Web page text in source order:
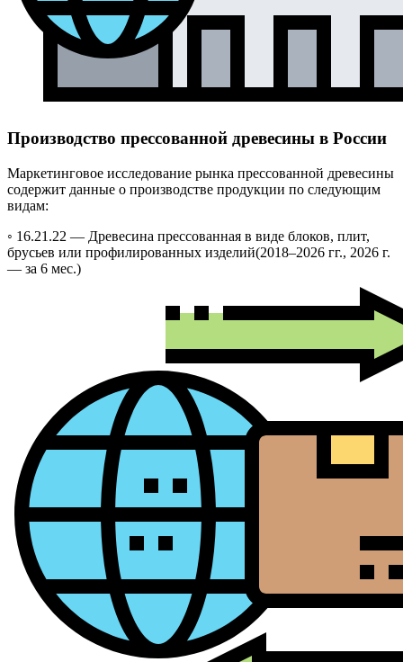
Производство прессованной древесины в России
Маркетинговое исследование рынка прессованной древесины
содержит данные о производстве продукции по следующим
видам:
◦ 16.21.22 — Древесина прессованная в виде блоков, плит,
брусьев или профилированных изделий(2018–2026 гг., 2026 г.
— за 6 мес.)